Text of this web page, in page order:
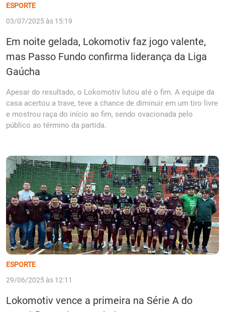
ESPORTE
03/07/2025 às 15:19
Em noite gelada, Lokomotiv faz jogo valente,
mas Passo Fundo confirma liderança da Liga
Gaúcha
Apesar do resultado, o Lokomotiv lutou até o fim. A equipe da
casa acertou a trave, teve a chance de diminuir em um tiro livre
e mostrou raça do início ao fim, sendo ovacionada pelo
público ao término da partida.
ESPORTE
29/06/2025 às 12:11
Lokomotiv vence a primeira na Série A do